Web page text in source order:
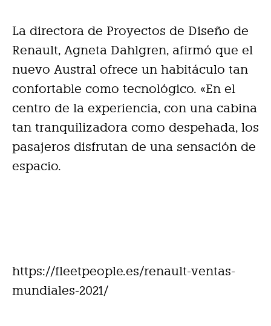
La directora de Proyectos de Diseño de
Renault, Agneta Dahlgren, afirmó que el
nuevo Austral ofrece un habitáculo tan
confortable como tecnológico. «En el
centro de la experiencia, con una cabina
tan tranquilizadora como despehada, los
pasajeros disfrutan de una sensación de
espacio.
https://fleetpeople.es/renault-ventas-
mundiales-2021/